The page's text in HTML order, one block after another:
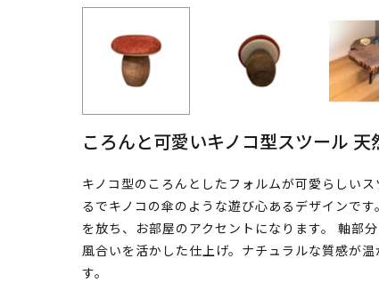
ころんと可愛いキノコ型スツール 天
キノコ型のころんとしたフォルムが可愛らしい
るでキノコの傘のような遊び心あるデザインで
を放ち、お部屋のアクセントになります。 軸部
風合いを活かした仕上げ。ナチュラルな質感が
す。